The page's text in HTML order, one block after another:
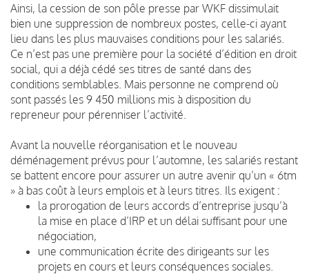
Ainsi, la cession de son pôle presse par WKF dissimulait
bien une suppression de nombreux postes, celle-ci ayant
lieu dans les plus mauvaises conditions pour les salariés.
Ce n’est pas une première pour la société d’édition en droit
social, qui a déjà cédé ses titres de santé dans des
conditions semblables. Mais personne ne comprend où
sont passés les 9 450 millions mis à disposition du
repreneur pour pérenniser l’activité.
Avant la nouvelle réorganisation et le nouveau
déménagement prévus pour l’automne, les salariés restant
se battent encore pour assurer un autre avenir qu’un « 6tm
» à bas coût à leurs emplois et à leurs titres. Ils exigent :
la prorogation de leurs accords d’entreprise jusqu’à
la mise en place d’IRP et un délai suffisant pour une
négociation,
une communication écrite des dirigeants sur les
projets en cours et leurs conséquences sociales.